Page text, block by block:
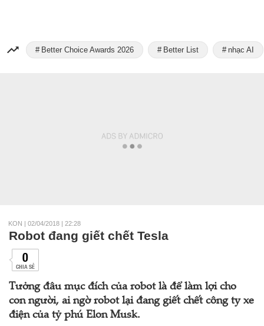
Better Choice Awards 2026 Better List nhạc AI
KON | 02/04/2018 | 22:28
Robot đang giết chết Tesla
0
CHIA SẺ
Tưởng đâu mục đích của robot là để làm lợi cho
con người, ai ngờ robot lại đang giết chết công ty xe
điện của tỷ phú Elon Musk.